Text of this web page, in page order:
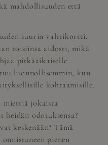
mahdollisuuden että
suurin valttikortti.
toisiinsa aidosti, mikä
pitkäaikaiselle
luonnollisemmin, kun
kohtaamisille.
miettiä jokaista
odotuksensa?
keskenään? Tämä
pienen